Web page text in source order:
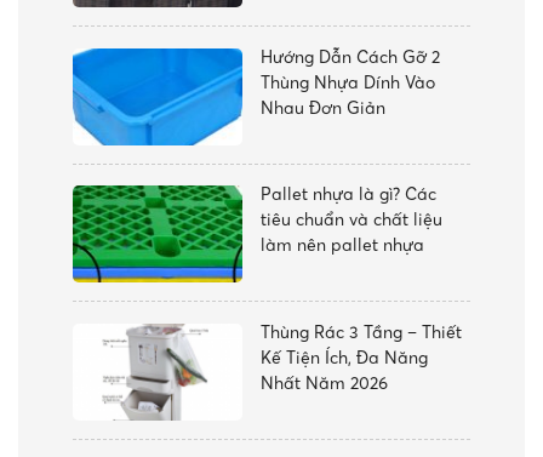
Hướng Dẫn Cách Gỡ 2
Thùng Nhựa Dính Vào
Nhau Đơn Giản
Pallet nhựa là gì? Các
tiêu chuẩn và chất liệu
làm nên pallet nhựa
Thùng Rác 3 Tầng – Thiết
Kế Tiện Ích, Đa Năng
Nhất Năm 2026